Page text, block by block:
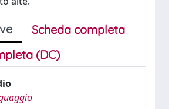
Scheda completa
(DC)